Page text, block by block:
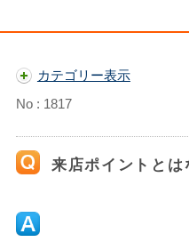
カテゴリー表示
No : 1817
来店ポイントとは